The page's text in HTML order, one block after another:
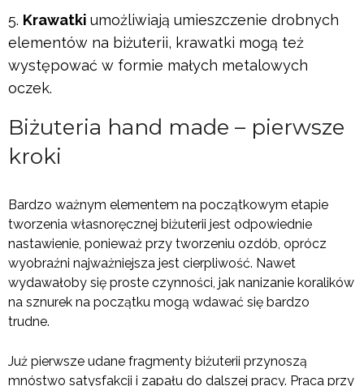
Krawatki umożliwiają umieszczenie drobnych
elementów na biżuterii, krawatki mogą też
występować w formie małych metalowych
oczek.
Biżuteria hand made – pierwsze
kroki
Bardzo ważnym elementem na początkowym etapie
tworzenia własnoręcznej biżuterii jest odpowiednie
nastawienie, ponieważ przy tworzeniu ozdób, oprócz
wyobraźni najważniejsza jest cierpliwość. Nawet
wydawałoby się proste czynności, jak nanizanie koralików
na sznurek na początku mogą wdawać się bardzo
trudne.
Już pierwsze udane fragmenty biżuterii przynoszą
mnóstwo satysfakcji i zapału do dalszej pracy. Praca przy